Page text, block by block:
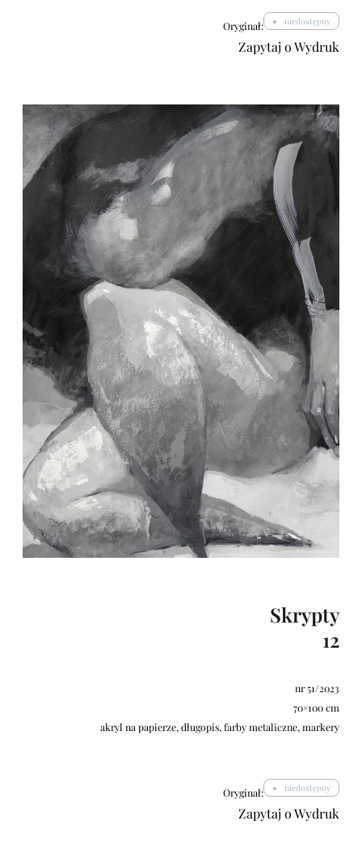
Oryginał: niedostępny
Zapytaj o Wydruk
Skrypty
12
nr 51/2023
70×100 cm
akryl na papierze, długopis, farby metaliczne, markery
Oryginał: niedostępny
Zapytaj o Wydruk